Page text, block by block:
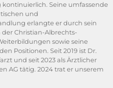
Seine umfassende
und
erlangte er durch sein
Christian-Albrechts-
sowie seine
Positionen. Seit 2019 ist Dr.
und seit 2023 als Ärztlicher
AG tätig. 2024 trat er unserem